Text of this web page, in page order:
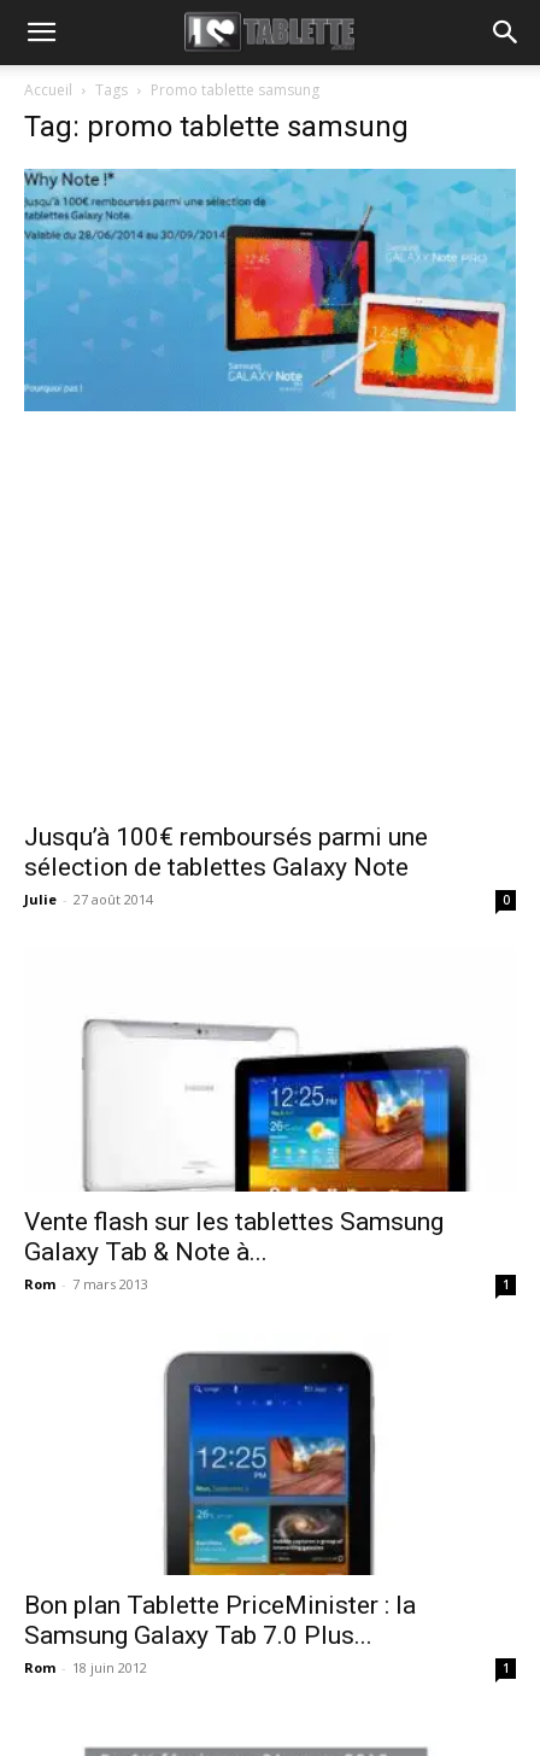
Accueil Tags Promo tablette samsung
Tag: promo tablette samsung
Jusqu’à 100€ remboursés parmi une
sélection de tablettes Galaxy Note
Julie - 27 août 2014 0
Vente flash sur les tablettes Samsung
Galaxy Tab & Note à...
Rom - 7 mars 2013 1
Bon plan Tablette PriceMinister : la
Samsung Galaxy Tab 7.0 Plus...
Rom - 18 juin 2012 1